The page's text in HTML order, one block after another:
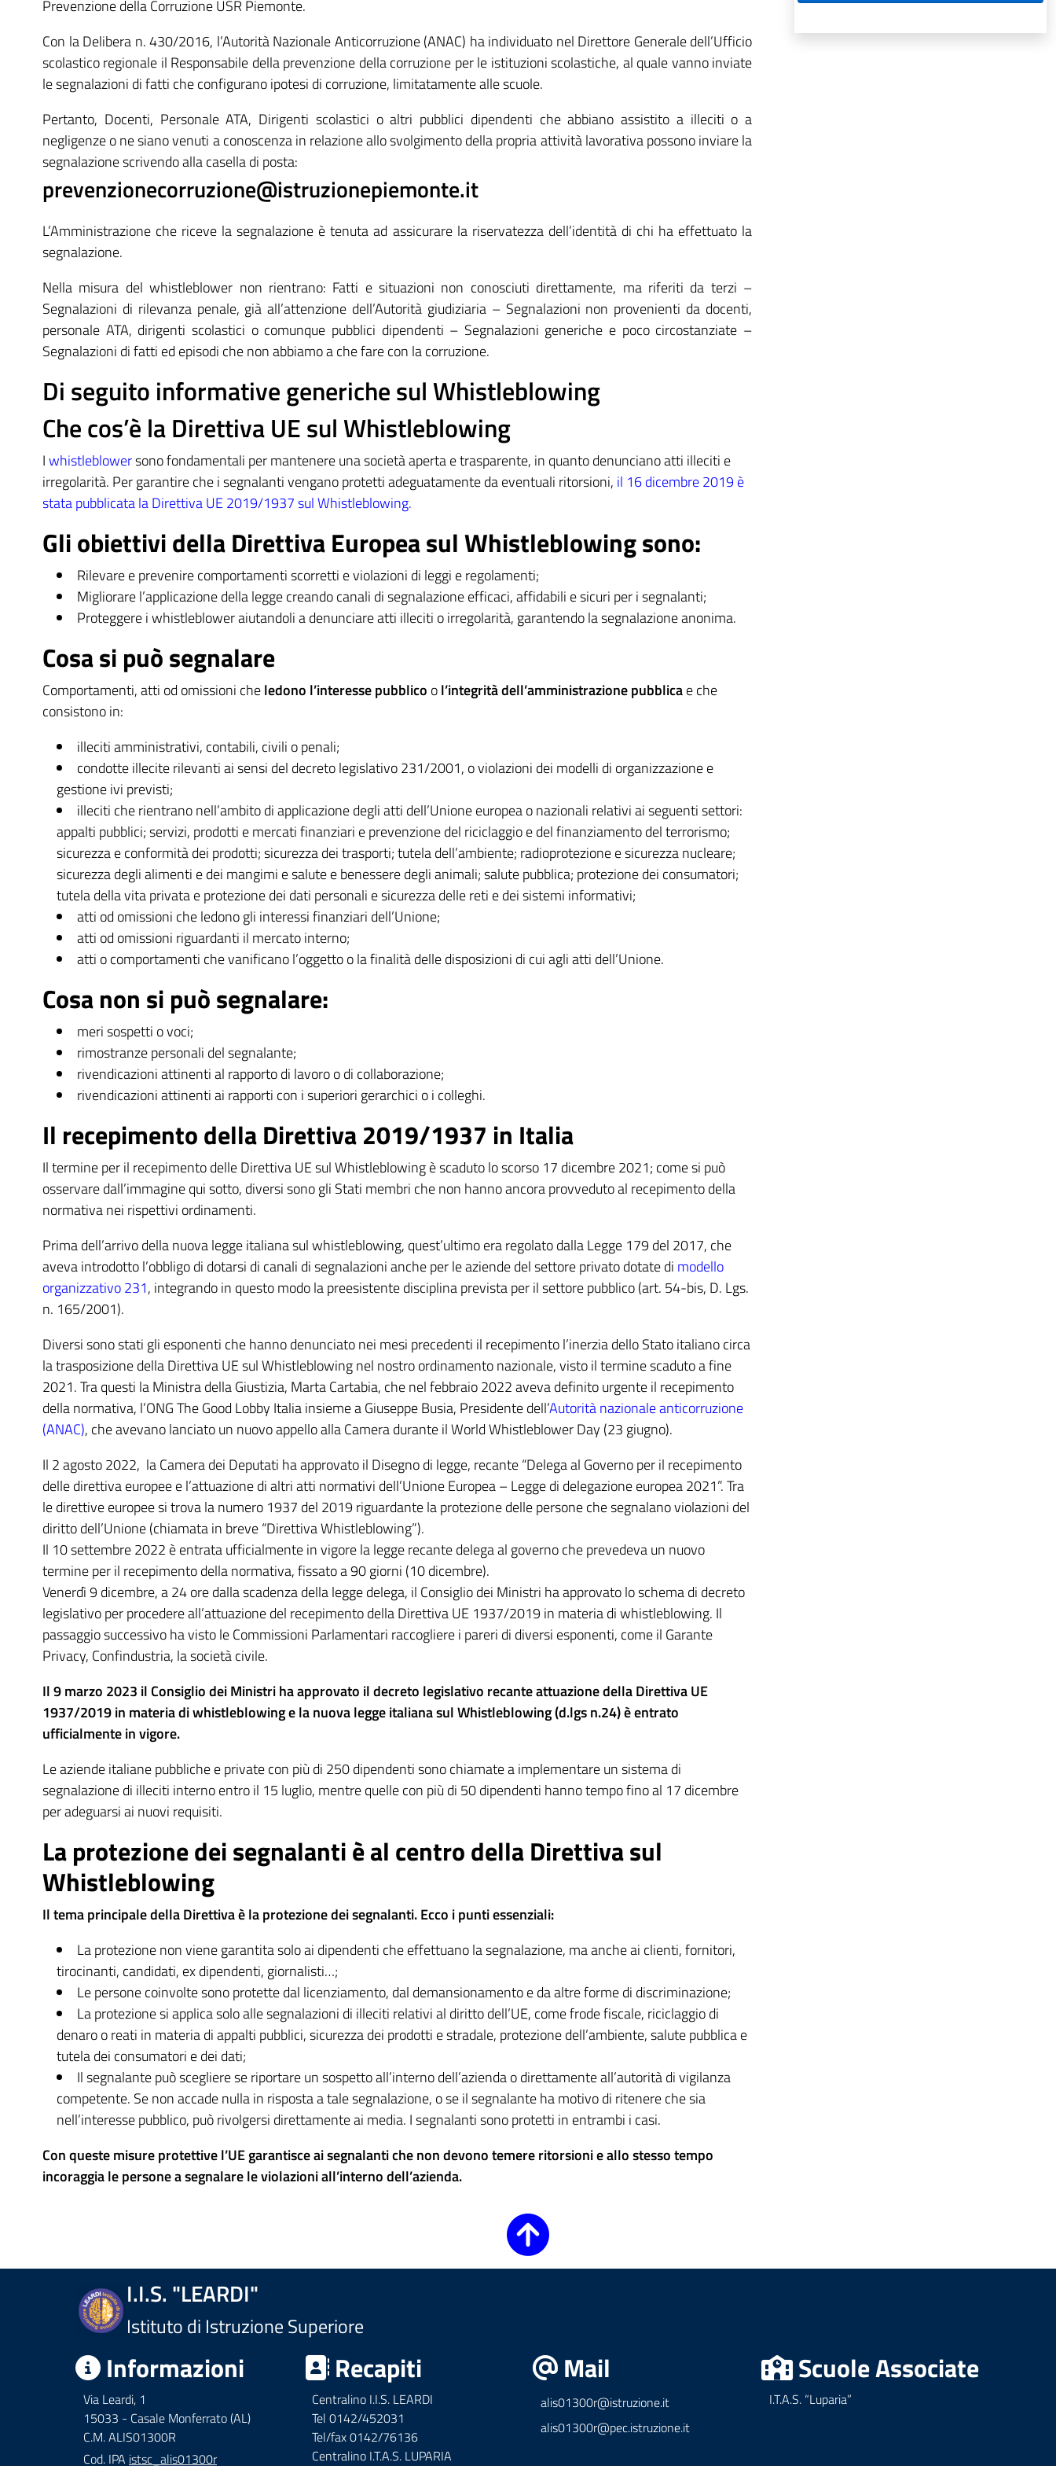
Prevenzione della Corruzione USR Piemonte.
Con la Delibera n. 430/2016, l’Autorità Nazionale Anticorruzione (ANAC) ha individuato nel Direttore Generale dell’Ufficio
scolastico regionale il Responsabile della prevenzione della corruzione per le istituzioni scolastiche, al quale vanno inviate
le segnalazioni di fatti che configurano ipotesi di corruzione, limitatamente alle scuole.
Pertanto, Docenti, Personale ATA, Dirigenti scolastici o altri pubblici dipendenti che abbiano assistito a illeciti o a
negligenze o ne siano venuti a conoscenza in relazione allo svolgimento della propria attività lavorativa possono inviare la
segnalazione scrivendo alla casella di posta:
prevenzionecorruzione@istruzionepiemonte.it
L’Amministrazione che riceve la segnalazione è tenuta ad assicurare la riservatezza dell’identità di chi ha effettuato la
segnalazione.
Nella misura del whistleblower non rientrano: Fatti e situazioni non conosciuti direttamente, ma riferiti da terzi –
Segnalazioni di rilevanza penale, già all’attenzione dell’Autorità giudiziaria – Segnalazioni non provenienti da docenti,
personale ATA, dirigenti scolastici o comunque pubblici dipendenti – Segnalazioni generiche e poco circostanziate –
Segnalazioni di fatti ed episodi che non abbiamo a che fare con la corruzione.
Di seguito informative generiche sul Whistleblowing
Che cos’è la Direttiva UE sul Whistleblowing
Iwhistleblowersono fondamentali per mantenere una società aperta e trasparente, in quanto denunciano atti illeciti e
irregolarità. Per garantire che i segnalanti vengano protetti adeguatamente da eventuali ritorsioni, il 16 dicembre 2019 è
stata pubblicata la Direttiva UE 2019/1937 sul Whistleblowing.
Gli obiettivi della Direttiva Europea sul Whistleblowing sono:
Rilevare e prevenire comportamenti scorretti e violazioni di leggi e regolamenti;
Migliorare l’applicazione della legge creando canali di segnalazione efficaci, affidabili e sicuri per i segnalanti;
Proteggere i whistleblower aiutandoli a denunciare atti illeciti o irregolarità, garantendo la segnalazione anonima.
Cosa si può segnalare
Comportamenti, atti od omissioni cheledono l’interesse pubblico ol’integrità dell’amministrazione pubblicae che
consistono in:
illeciti amministrativi, contabili, civili o penali;
condotte illecite rilevanti ai sensi del decreto legislativo 231/2001, o violazioni dei modelli di organizzazione e
gestione ivi previsti;
illeciti che rientrano nell’ambito di applicazione degli atti dell’Unione europea o nazionali relativi ai seguenti settori:
appalti pubblici; servizi, prodotti e mercati finanziari e prevenzione del riciclaggio e del finanziamento del terrorismo;
sicurezza e conformità dei prodotti; sicurezza dei trasporti; tutela dell’ambiente; radioprotezione e sicurezza nucleare;
sicurezza degli alimenti e dei mangimi e salute e benessere degli animali; salute pubblica; protezione dei consumatori;
tutela della vita privata e protezione dei dati personali e sicurezza delle reti e dei sistemi informativi;
atti od omissioni che ledono gli interessi finanziari dell’Unione;
atti od omissioni riguardanti il mercato interno;
atti o comportamenti che vanificano l’oggetto o la finalità delle disposizioni di cui agli atti dell’Unione.
Cosa non si può segnalare:
meri sospetti o voci;
rimostranze personali del segnalante;
rivendicazioni attinenti al rapporto di lavoro o di collaborazione;
rivendicazioni attinenti ai rapporti con i superiori gerarchici o i colleghi.
Il recepimento della Direttiva 2019/1937 in Italia
Il termine per il recepimento delle Direttiva UE sul Whistleblowing è scaduto lo scorso 17 dicembre 2021; come si può
osservare dall’immagine qui sotto, diversi sono gli Stati membri che non hanno ancora provveduto al recepimento della
normativa nei rispettivi ordinamenti.
Prima dell’arrivo della nuova legge italiana sul whistleblowing, quest’ultimo era regolato dalla Legge 179 del 2017, che
aveva introdotto l’obbligo di dotarsi di canali di segnalazioni anche per le aziende del settore privato dotate di modello
organizzativo 231, integrando in questo modo la preesistente disciplina prevista per il settore pubblico (art. 54-bis, D. Lgs.
n. 165/2001).
Diversi sono stati gli esponenti che hanno denunciato nei mesi precedenti il recepimento l’inerzia dello Stato italiano circa
la trasposizione della Direttiva UE sul Whistleblowing nel nostro ordinamento nazionale, visto il termine scaduto a fine
2021. Tra questi la Ministra della Giustizia, Marta Cartabia, che nel febbraio 2022 aveva definito urgente il recepimento
della normativa, l’ONG The Good Lobby Italia insieme a Giuseppe Busia, Presidente dell’Autorità nazionale anticorruzione
(ANAC), che avevano lanciato un nuovo appello alla Camera durante il World Whistleblower Day (23 giugno).
Il 2 agosto 2022, la Camera dei Deputati ha approvato il Disegno di legge, recante “Delega al Governo per il recepimento
delle direttiva europee e l’attuazione di altri atti normativi dell’Unione Europea – Legge di delegazione europea 2021”. Tra
le direttive europee si trova la numero 1937 del 2019 riguardante la protezione delle persone che segnalano violazioni del
diritto dell’Unione (chiamata in breve “Direttiva Whistleblowing”).
Il 10 settembre 2022 è entrata ufficialmente in vigore la legge recante delega al governo che prevedeva un nuovo
termine per il recepimento della normativa, fissato a 90 giorni (10 dicembre).
Venerdì 9 dicembre, a 24 ore dalla scadenza della legge delega, il Consiglio dei Ministri ha approvato lo schema di decreto
legislativo per procedere all’attuazione del recepimento della Direttiva UE 1937/2019 in materia di whistleblowing. Il
passaggio successivo ha visto le Commissioni Parlamentari raccogliere i pareri di diversi esponenti, come il Garante
Privacy, Confindustria, la società civile.
Il 9 marzo 2023 il Consiglio dei Ministri ha approvato il decreto legislativo recante attuazione della Direttiva UE
1937/2019 in materia di whistleblowing e la nuova legge italiana sul Whistleblowing (d.lgs n.24) è entrato
ufficialmente in vigore.
Le aziende italiane pubbliche e private con più di 250 dipendenti sono chiamate a implementare un sistema di
segnalazione di illeciti interno entro il 15 luglio, mentre quelle con più di 50 dipendenti hanno tempo fino al 17 dicembre
per adeguarsi ai nuovi requisiti.
La protezione dei segnalanti è al centro della Direttiva sul
Whistleblowing
Il tema principale della Direttiva è la protezione dei segnalanti. Ecco i punti essenziali:
La protezione non viene garantita solo ai dipendenti che effettuano la segnalazione, ma anche ai clienti, fornitori,
tirocinanti, candidati, ex dipendenti, giornalisti…;
Le persone coinvolte sono protette dal licenziamento, dal demansionamento e da altre forme di discriminazione;
La protezione si applica solo alle segnalazioni di illeciti relativi al diritto dell’UE, come frode fiscale, riciclaggio di
denaro o reati in materia di appalti pubblici, sicurezza dei prodotti e stradale, protezione dell’ambiente, salute pubblica e
tutela dei consumatori e dei dati;
Il segnalante può scegliere se riportare un sospetto all’interno dell’azienda o direttamente all’autorità di vigilanza
competente. Se non accade nulla in risposta a tale segnalazione, o se il segnalante ha motivo di ritenere che sia
nell’interesse pubblico, può rivolgersi direttamente ai media. I segnalanti sono protetti in entrambi i casi.
Con queste misure protettive l’UE garantisce ai segnalanti che non devono temere ritorsioni e allo stesso tempo
incoraggia le persone a segnalare le violazioni all’interno dell’azienda.
I.I.S. "LEARDI"
Istituto di Istruzione Superiore
Informazioni
Via Leardi, 1
15033 - Casale Monferrato (AL)
C.M. ALIS01300R
Cod. IPA istsc_alis01300r
Recapiti
Centralino I.I.S. LEARDI
Tel 0142/452031
Tel/fax 0142/76136
Centralino I.T.A.S. LUPARIA
Mail
alis01300r@istruzione.it
alis01300r@pec.istruzione.it
Scuole Associate
I.T.A.S. “Luparia”